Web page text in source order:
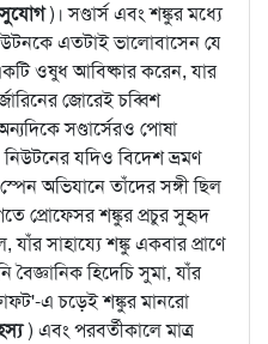
সুযোগ)। সণ্ডার্স এবং শঙ্কুর মধ্যে
এতটাই ভালোবাসেন যে
ওষুধ আবিষ্কার করেন, যার
জোরেই চব্বিশ
সণ্ডার্সেরও পোষা
নিউটনের যদিও বিদেশ ভ্রমণ
অভিযানে তাঁদের সঙ্গী ছিল
প্রোফেসর শঙ্কুর প্রচুর সুহৃদ
যাঁর সাহায্যে শঙ্কু একবার প্রাণে
বৈজ্ঞানিক হিদেচি সুমা, যাঁর
এ চড়েই শঙ্কুর মানরো
) এবং পরবর্তীকালে মাত্র